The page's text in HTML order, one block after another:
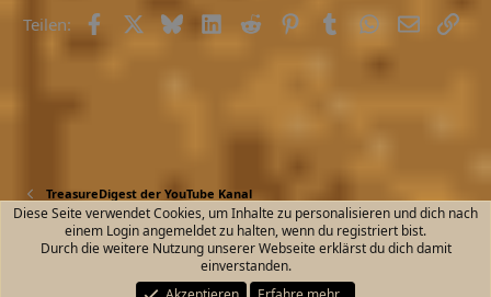
n
Teilen: FacebookX (Twitter)
BlueskyLinkedInReddit PinterestTumblrWhatsApp
E-MailLink
TreasureDigest der YouTube Kanal
Kontakt Nutzungsbedingungen
Datenschutz
Start
R
S
Diese Seite verwendet Cookies, um Inhalte zu personalisieren und dich nach
einem Login angemeldet zu halten, wenn du registriert bist.
Durch die weitere Nutzung unserer Webseite erklärst du dich damit
einverstanden.